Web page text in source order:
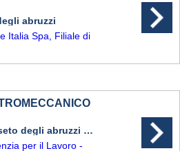
abruzzi
Italia Spa, Filiale di
Samsic hr spa filiale di roseto degli abruzzi (te)
per il Lavoro -